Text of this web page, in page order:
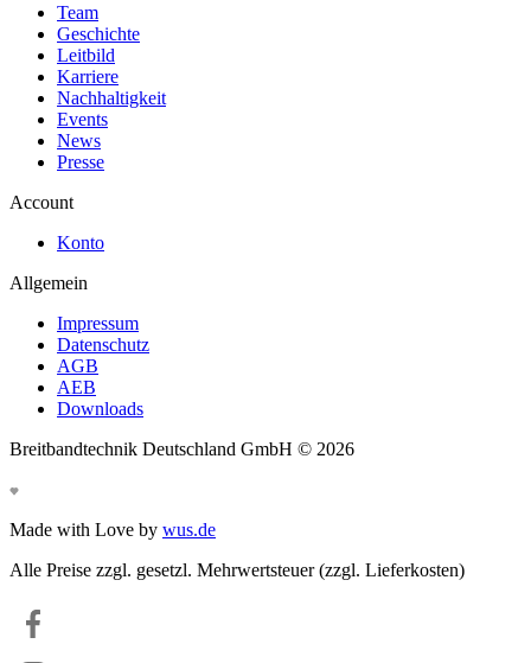
Team
Geschichte
Leitbild
Karriere
Nachhaltigkeit
Events
News
Presse
Account
Konto
Allgemein
Impressum
Datenschutz
AGB
AEB
Downloads
Breitbandtechnik Deutschland GmbH © 2026
Made with Love by wus.de
Alle Preise zzgl. gesetzl. Mehrwertsteuer (zzgl. Lieferkosten)